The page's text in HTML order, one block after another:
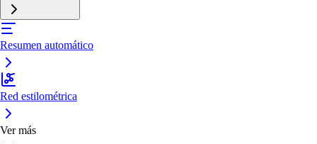
Resumen automático
Red estilométrica
Ver más